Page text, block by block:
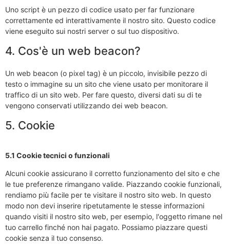
Uno script è un pezzo di codice usato per far funzionare
correttamente ed interattivamente il nostro sito. Questo codice
viene eseguito sui nostri server o sul tuo dispositivo.
4. Cos'è un web beacon?
Un web beacon (o pixel tag) è un piccolo, invisibile pezzo di
testo o immagine su un sito che viene usato per monitorare il
traffico di un sito web. Per fare questo, diversi dati su di te
vengono conservati utilizzando dei web beacon.
5. Cookie
5.1 Cookie tecnici o funzionali
Alcuni cookie assicurano il corretto funzionamento del sito e che
le tue preferenze rimangano valide. Piazzando cookie funzionali,
rendiamo più facile per te visitare il nostro sito web. In questo
modo non devi inserire ripetutamente le stesse informazioni
quando visiti il nostro sito web, per esempio, l'oggetto rimane nel
tuo carrello finché non hai pagato. Possiamo piazzare questi
cookie senza il tuo consenso.